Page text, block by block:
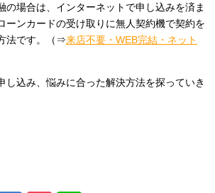
の場合は、インターネットで申し込みを済ま
ーンカードの受け取りに無人契約機で契約を
法です。（⇒来店不要・WEB完結・ネット
し込み、悩みに合った解決方法を探っていき